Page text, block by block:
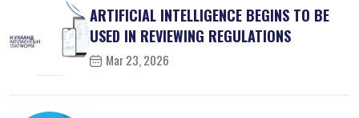
ARTIFICIAL INTELLIGENCE BEGINS TO BE
USED IN REVIEWING REGULATIONS
Mar 23, 2026